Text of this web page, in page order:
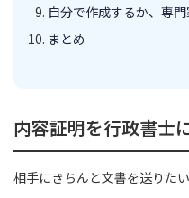
自分で作成するか、専
まとめ
内容証明を行政書士
相手にきちんと文書を送りたい